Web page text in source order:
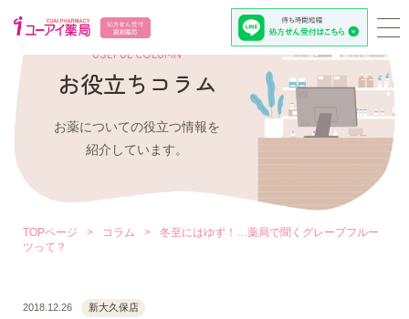
USEFUL COLUMN
お役立ちコラム
お薬についての役立つ情報を
紹介しています。
TOPページ > コラム >
冬至にはゆず！…薬局で聞くグレープフルー
ツって？
2018.12.26 新大久保店